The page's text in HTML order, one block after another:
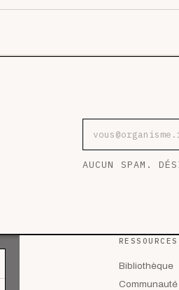
Adresse e-mail
AUCUN SPAM.
RESSOURCES
Bibliothèque
Communauté